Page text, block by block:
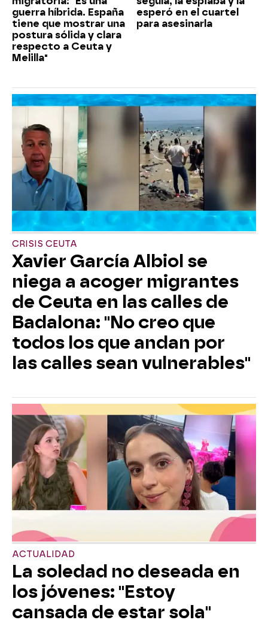
guerra híbrida. España
tiene que mostrar una
postura sólida y clara
respecto a Ceuta y
Melilla"
esperó en el cuartel
para asesinarla
CRISIS CEUTA
Xavier García Albiol se
niega a acoger migrantes
de Ceuta en las calles de
Badalona: "No creo que
todos los que andan por
las calles sean vulnerables"
ACTUALIDAD
La soledad no deseada en
los jóvenes: "Estoy
cansada de estar sola"